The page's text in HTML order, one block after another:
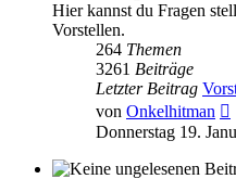
Hier kannst du Fragen
Vorstellen.
264 Themen
3261 Beiträge
Letzter Beitrag
von Onkelhitman
Donnerstag 19.